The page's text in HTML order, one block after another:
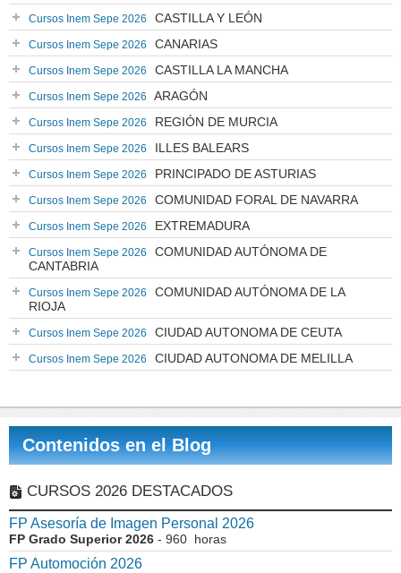
Cursos Inem Sepe 2026 CASTILLA Y LEÓN
Cursos Inem Sepe 2026 CANARIAS
Cursos Inem Sepe 2026 CASTILLA LA MANCHA
Cursos Inem Sepe 2026 ARAGÓN
Cursos Inem Sepe 2026 REGIÓN DE MURCIA
Cursos Inem Sepe 2026 ILLES BALEARS
Cursos Inem Sepe 2026 PRINCIPADO DE ASTURIAS
Cursos Inem Sepe 2026 COMUNIDAD FORAL DE NAVARRA
Cursos Inem Sepe 2026 EXTREMADURA
Cursos Inem Sepe 2026
COMUNIDAD AUTÓNOMA DE
CANTABRIA
Cursos Inem Sepe 2026
COMUNIDAD AUTÓNOMA DE LA
RIOJA
Cursos Inem Sepe 2026 CIUDAD AUTONOMA DE CEUTA
Cursos Inem Sepe 2026 CIUDAD AUTONOMA DE MELILLA
Contenidos en el Blog
CURSOS 2026 DESTACADOS
FP Asesoría de Imagen Personal 2026
FP Grado Superior 2026 - 960 horas
FP Automoción 2026